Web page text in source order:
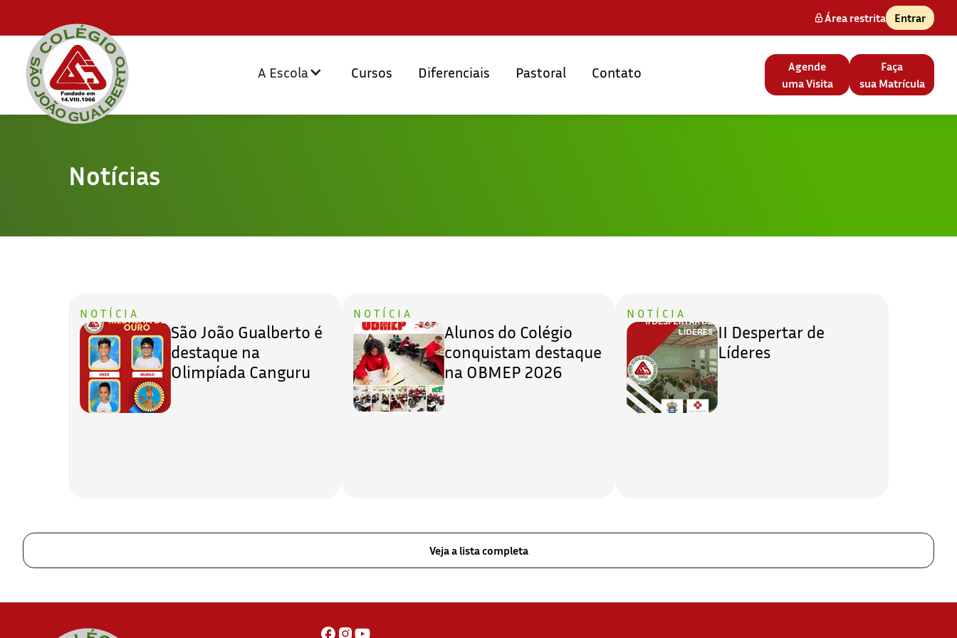
Área restrita Entrar
A Escola Cursos Diferenciais Pastoral Contato
Agende
uma Visita
Faça
sua Matrícula
Notícias
NOTÍCIA
São João Gualberto é
destaque na
Olimpíada Canguru
NOTÍCIA
Alunos do Colégio
conquistam destaque
na OBMEP 2026
NOTÍCIA
II Despertar de
Líderes
Veja a lista completa